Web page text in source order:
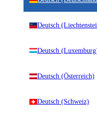
Deutsch
Deutsch
Deutsch (Österreich)
Deutsch (Schweiz)